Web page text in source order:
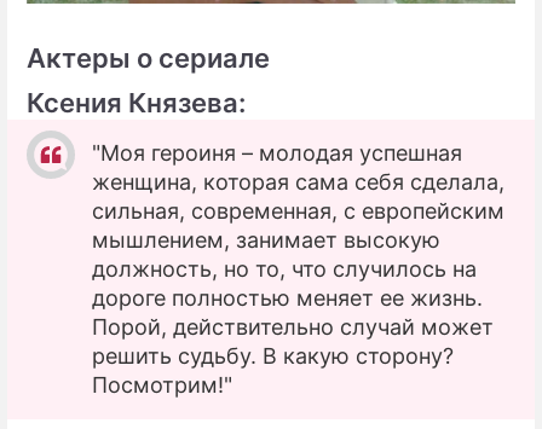
Актеры о сериале
Ксения Князева:
"Моя героиня – молодая успешная
женщина, которая сама себя сделала,
сильная, современная, с европейским
мышлением, занимает высокую
должность, но то, что случилось на
дороге полностью меняет ее жизнь.
Порой, действительно случай может
решить судьбу. В какую сторону?
Посмотрим!"